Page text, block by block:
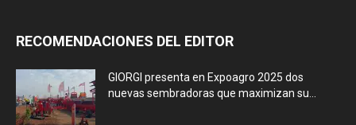
RECOMENDACIONES DEL EDITOR
GIORGI presenta en Expoagro 2025 dos
nuevas sembradoras que maximizan su...